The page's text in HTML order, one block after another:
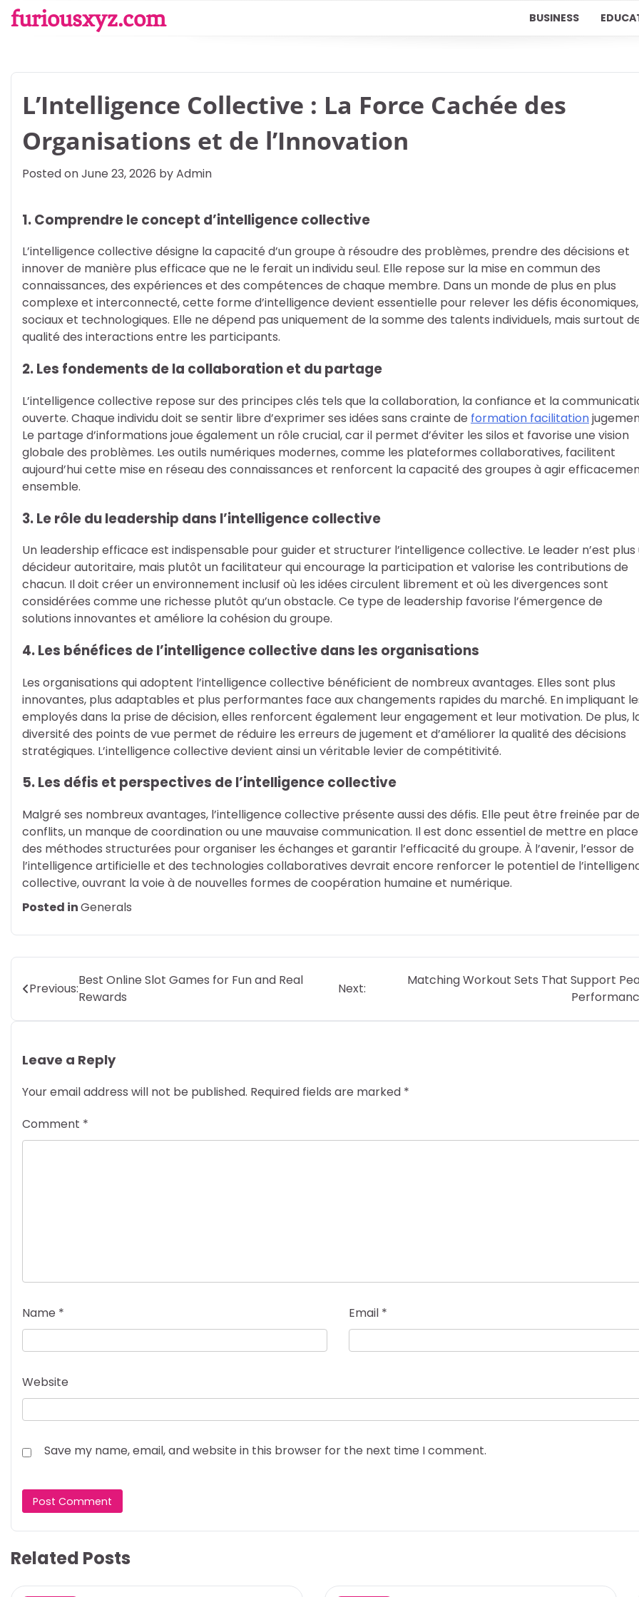
Skip
tofuriousxyz.com BUSINESS
L’Intelligence Collective : La Force Cachée des
Organisations et de l’Innovation
Posted onJune 23, 2026 byAdmin
1. Comprendre le concept d’intelligence collective
L’intelligence collective désigne la capacité d’un groupe à résoudre des problèmes, prendre des décisions et
innover de manière plus efficace que ne le ferait un individu seul. Elle repose sur la mise en commun des
connaissances, des expériences et des compétences de chaque membre. Dans un monde de plus en plus
complexe et interconnecté, cette forme d’intelligence devient essentielle pour relever les défis économiques,
sociaux et technologiques. Elle ne dépend pas uniquement de la somme des talents individuels, mais surtout
qualité des interactions entre les participants.
2. Les fondements de la collaboration et du partage
L’intelligence collective repose sur des principes clés tels que la collaboration, la confiance et la
ouverte. Chaque individu doit se sentir libre d’exprimer ses idées sans crainte de formation facilitation
Le partage d’informations joue également un rôle crucial, car il permet d’éviter les silos et favorise une vision
globale des problèmes. Les outils numériques modernes, comme les plateformes collaboratives, facilitent
aujourd’hui cette mise en réseau des connaissances et renforcent la capacité des groupes à agir
ensemble.
3. Le rôle du leadership dans l’intelligence collective
Un leadership efficace est indispensable pour guider et structurer l’intelligence collective. Le leader n’est plus
décideur autoritaire, mais plutôt un facilitateur qui encourage la participation et valorise les contributions de
chacun. Il doit créer un environnement inclusif où les idées circulent librement et où les divergences sont
considérées comme une richesse plutôt qu’un obstacle. Ce type de leadership favorise l’émergence de
solutions innovantes et améliore la cohésion du groupe.
4. Les bénéfices de l’intelligence collective dans les organisations
Les organisations qui adoptent l’intelligence collective bénéficient de nombreux avantages. Elles sont plus
innovantes, plus adaptables et plus performantes face aux changements rapides du marché. En impliquant
employés dans la prise de décision, elles renforcent également leur engagement et leur motivation. De plus,
diversité des points de vue permet de réduire les erreurs de jugement et d’améliorer la qualité des décisions
stratégiques. L’intelligence collective devient ainsi un véritable levier de compétitivité.
5. Les défis et perspectives de l’intelligence collective
Malgré ses nombreux avantages, l’intelligence collective présente aussi des défis. Elle peut être freinée par
conflits, un manque de coordination ou une mauvaise communication. Il est donc essentiel de mettre en place
des méthodes structurées pour organiser les échanges et garantir l’efficacité du groupe. À l’avenir, l’essor de
l’intelligence artificielle et des technologies collaboratives devrait encore renforcer le potentiel de
collective, ouvrant la voie à de nouvelles formes de coopération humaine et numérique.
Posted inGenerals
Post
Previous:
Best Online Slot Games for Fun and Real
Rewards
Next:
Matching Workout Sets That Support
Leave a Reply
Your email address will not be published. Required fields are marked *
Comment *
Name * Email *
Website
Save my name, email, and website in this browser for the next time I comment.
Related Posts